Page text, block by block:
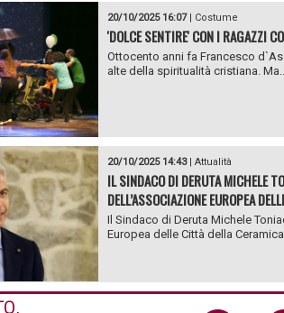
20/10/2025 16:07| Costume
'DOLCE SENTIRE' CON I RAGAZZI
Ottocento anni fa Francesco
alte della spiritualità cristiana.
20/10/2025 14:43| Attualità
IL SINDACO DI DERUTA MICHELE
DELL’ASSOCIAZIONE EUROPEA
Il Sindaco di Deruta Michele
Europea delle Città della